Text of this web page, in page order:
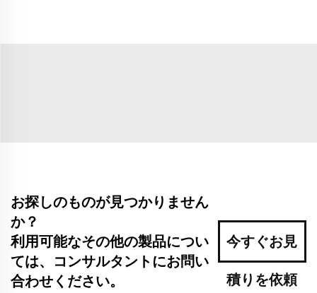
お探しのものが見つかりません
か？
利用可能なその他の製品につい
ては、コンサルタントにお問い
合わせください。
今すぐお見
積りを依頼